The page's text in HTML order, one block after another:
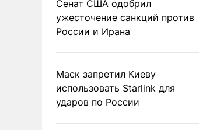
Сенат США одобрил
ужесточение санкций против
России и Ирана
Маск запретил Киеву
использовать Starlink для
ударов по России